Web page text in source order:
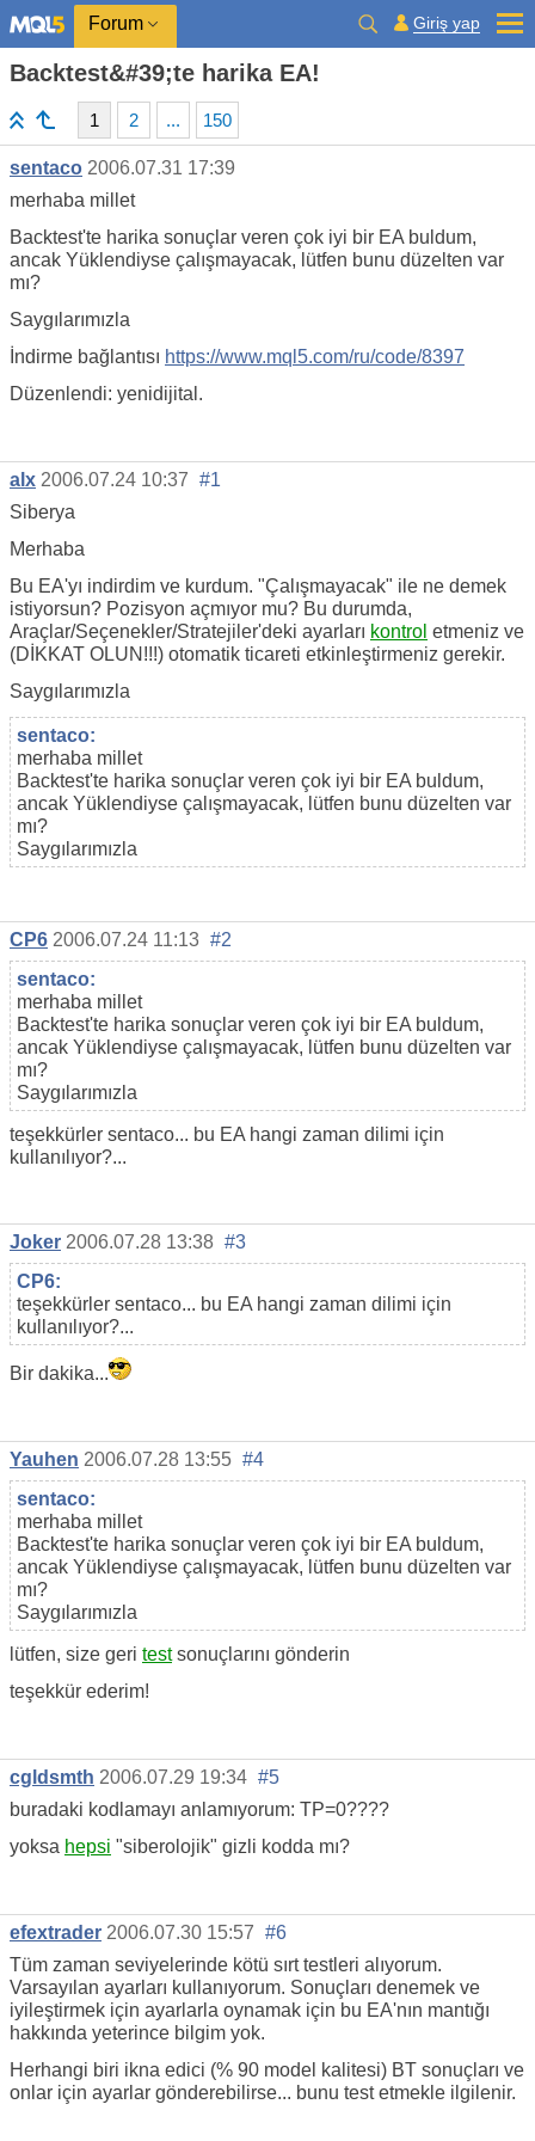
Forum Giriş yap
Backtest&#39;te harika EA!
1 2 ... 150
sentaco 2006.07.31 17:39
merhaba millet
Backtest'te harika sonuçlar veren çok iyi bir EA buldum,
ancak Yüklendiyse çalışmayacak, lütfen bunu düzelten var
mı?
Saygılarımızla
İndirme bağlantısı https://www.mql5.com/ru/code/8397
Düzenlendi: yenidijital.
alx 2006.07.24 10:37 #1
Siberya
Merhaba
Bu EA'yı indirdim ve kurdum. "Çalışmayacak" ile ne demek
istiyorsun? Pozisyon açmıyor mu? Bu durumda,
Araçlar/Seçenekler/Stratejiler'deki ayarları kontrol etmeniz ve
(DİKKAT OLUN!!!) otomatik ticareti etkinleştirmeniz gerekir.
Saygılarımızla
sentaco:
merhaba millet
Backtest'te harika sonuçlar veren çok iyi bir EA buldum,
ancak Yüklendiyse çalışmayacak, lütfen bunu düzelten var
mı?
Saygılarımızla
CP6 2006.07.24 11:13 #2
sentaco:
merhaba millet
Backtest'te harika sonuçlar veren çok iyi bir EA buldum,
ancak Yüklendiyse çalışmayacak, lütfen bunu düzelten var
mı?
Saygılarımızla
teşekkürler sentaco... bu EA hangi zaman dilimi için
kullanılıyor?...
Joker 2006.07.28 13:38 #3
CP6:
teşekkürler sentaco... bu EA hangi zaman dilimi için
kullanılıyor?...
Bir dakika...
Yauhen 2006.07.28 13:55 #4
sentaco:
merhaba millet
Backtest'te harika sonuçlar veren çok iyi bir EA buldum,
ancak Yüklendiyse çalışmayacak, lütfen bunu düzelten var
mı?
Saygılarımızla
lütfen, size geri testsonuçlarını gönderin
teşekkür ederim!
cgldsmth 2006.07.29 19:34 #5
buradaki kodlamayı anlamıyorum: TP=0????
yoksa hepsi "siberolojik" gizli kodda mı?
efextrader 2006.07.30 15:57 #6
Tüm zaman seviyelerinde kötü sırt testleri alıyorum.
Varsayılan ayarları kullanıyorum. Sonuçları denemek ve
iyileştirmek için ayarlarla oynamak için bu EA'nın mantığı
hakkında yeterince bilgim yok.
Herhangi biri ikna edici (% 90 model kalitesi) BT sonuçları ve
onlar için ayarlar gönderebilirse... bunu test etmekle ilgilenir.